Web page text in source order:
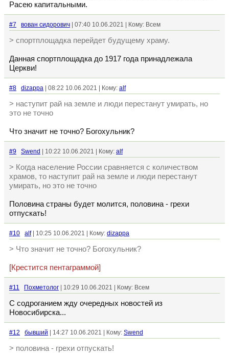
Расею капитальными.
#7 вован сидорович | 07:40 10.06.2021 | Кому: Всем
> спортплощадка перейдет будущему храму.
Данная спортплощадка до 1917 года принадлежала
Церкви!
#8 dizappa | 08:22 10.06.2021 | Кому: alf
> наступит рай на земле и люди перестанут умирать, но
это не точно
Что значит не точно? Богохульник?
#9 Swend | 10:22 10.06.2021 | Кому: alf
> Когда население России сравняется с количеством
храмов, то наступит рай на земле и люди перестанут
умирать, но это не точно
Половина страны будет молится, половина - грехи
отпускать!
#10 alf| 10:25 10.06.2021 | Кому: dizappa
> Что значит не точно? Богохульник?
[Крестится пентаграммой]
#11 Похметолог | 10:29 10.06.2021 | Кому: Всем
С содроганием жду очередных новостей из
Новосибирска...
#12 бывший | 14:27 10.06.2021 | Кому: Swend
> половина - грехи отпускать!